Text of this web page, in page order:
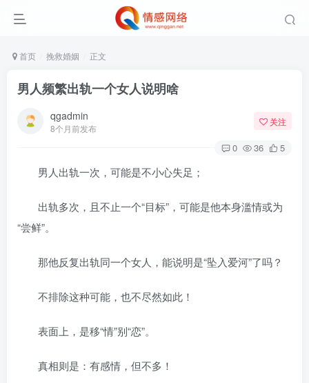
首页 挽救婚姻 正文
男人频繁出轨一个女人说明啥
qgadmin
8个月前发布
关注
0 36 5
男人出轨一次，可能是不小心失足；
出轨多次，且不止一个“目标”，可能是他本身滥情或为
“尝鲜”。
那他反复出轨同一个女人，能说明是“坠入爱河”了吗？
不排除这种可能，也不尽然如此！
表面上，是移“情”别“恋”。
真相则是：有感情，但不多！